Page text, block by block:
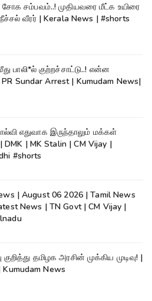
சோக சம்பவம்..! முதியவரை மீட்க உயிரை
வீரர் | Kerala News | #shorts
பாலி*ல் குற்றச்சாட்டு..! என்ன
PR Sundar Arrest | Kumudam News|
எதுவாக இருந்தாலும் மக்கள்
| MK Stalin | CM Vijay |
#shorts
| August 06 2026 | Tamil News
News | TN Govt | CM Vijay |
குறித்து தமிழக அரசின் முக்கிய முடிவு! |
Kumudam News